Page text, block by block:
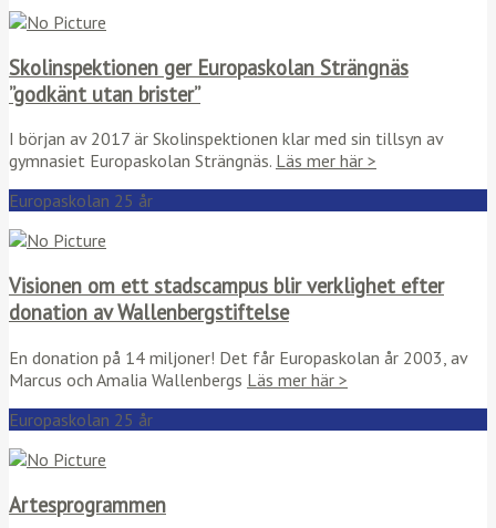
Skolinspektionen ger Europaskolan Strängnäs
”godkänt utan brister”
I början av 2017 är Skolinspektionen klar med sin tillsyn av
gymnasiet Europaskolan Strängnäs. Läs mer här >
Europaskolan 25 år
Visionen om ett stadscampus blir verklighet efter
donation av Wallenbergstiftelse
En donation på 14 miljoner! Det får Europaskolan år 2003, av
Marcus och Amalia Wallenbergs Läs mer här >
Europaskolan 25 år
Artesprogrammen